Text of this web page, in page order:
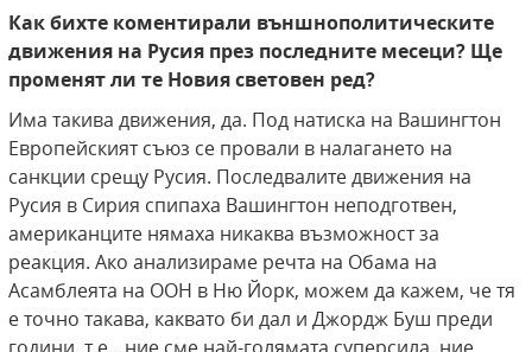
Как бихте коментирали външнополитическите
движения на Русия през последните месеци? Ще
променят ли те Новия световен ред?
Има такива движения, да. Под натиска на Вашингтон
Европейският съюз се провали в налагането на
санкции срещу Русия. Последвалите движения на
Русия в Сирия спипаха Вашингтон неподготвен,
американците нямаха никаква възможност за
реакция. Ако анализираме речта на Обама на
Асамблеята на ООН в Ню Йорк, можем да кажем, че тя
е точно такава, каквато би дал и Джордж Буш преди